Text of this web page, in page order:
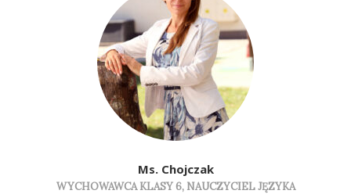
Ms. Chojczak
WYCHOWAWCA KLASY 6, NAUCZYCIEL JĘZYKA